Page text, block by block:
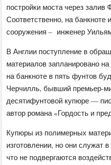
постройки моста через залив
Соответственно, на банкноте
сооружения – инженер
В Англии поступление в
материалов запланировано
на банкноте в пять фунтов
Черчилль, бывший премьер-
десятифунтовой купюре —
автор романа «Гордость и
Купюры из полимерных
изготовлении, но они служат
что не подвергаются